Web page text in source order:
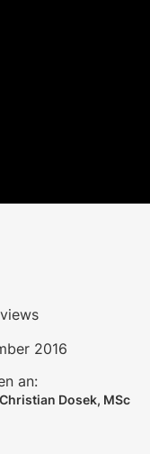
views
2016
an:
Dosek, MSc